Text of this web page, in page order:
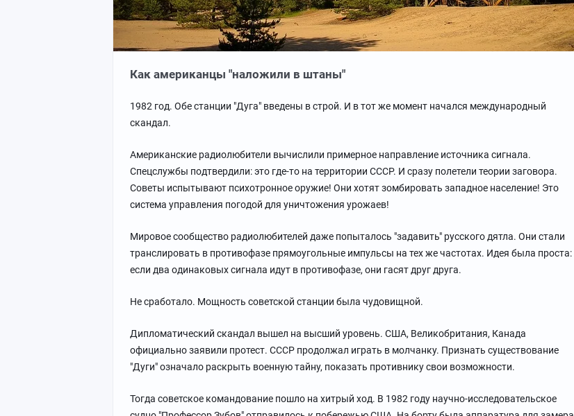
Как американцы "наложили в штаны"
1982 год. Обе станции "Дуга" введены в строй. И в тот же момент начался международный
скандал.
Американские радиолюбители вычислили примерное направление источника сигнала.
Спецслужбы подтвердили: это где-то на территории СССР. И сразу полетели теории заговора.
Советы испытывают психотронное оружие! Они хотят зомбировать западное население! Это
система управления погодой для уничтожения урожаев!
Мировое сообщество радиолюбителей даже попыталось "задавить" русского дятла. Они стали
транслировать в противофазе прямоугольные импульсы на тех же частотах. Идея была проста:
если два одинаковых сигнала идут в противофазе, они гасят друг друга.
Не сработало. Мощность советской станции была чудовищной.
Дипломатический скандал вышел на высший уровень. США, Великобритания, Канада
официально заявили протест. СССР продолжал играть в молчанку. Признать существование
"Дуги" означало раскрыть военную тайну, показать противнику свои возможности.
Тогда советское командование пошло на хитрый ход. В 1982 году научно-исследовательское